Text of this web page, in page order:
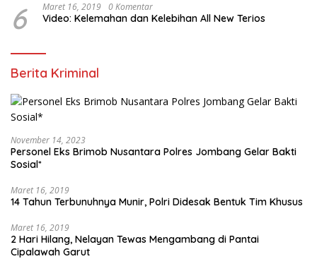
6 Maret 16, 2019 0 Komentar
Video: Kelemahan dan Kelebihan All New Terios
Berita Kriminal
November 14, 2023
Personel Eks Brimob Nusantara Polres Jombang Gelar Bakti
Sosial*
Maret 16, 2019
14 Tahun Terbunuhnya Munir, Polri Didesak Bentuk Tim Khusus
Maret 16, 2019
2 Hari Hilang, Nelayan Tewas Mengambang di Pantai
Cipalawah Garut